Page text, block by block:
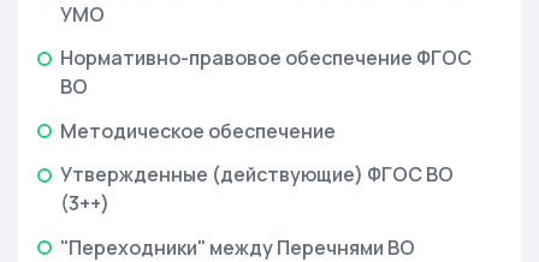
УМО
Нормативно-правовое обеспечение ФГОС
ВО
Методическое обеспечение
Утвержденные (действующие) ФГОС ВО
(3++)
"Переходники" между Перечнями ВО